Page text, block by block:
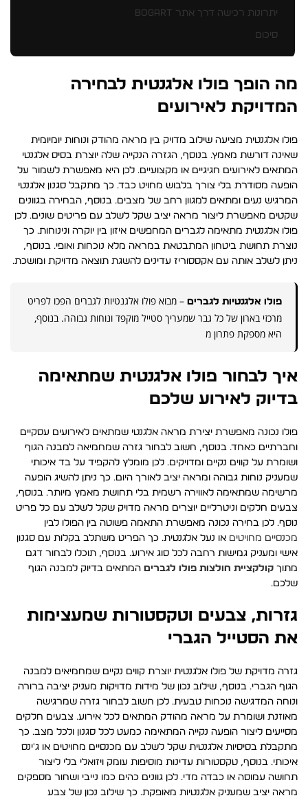
יתרונות רכישה דרך אתר BOGART
סיכום
מה הופך פולו אלגנטית לבחירה
המדויקת לאירועים
פולו אלגנטית מציעה שילוב מדויק בין מראה מהודק ונוחות יומיומית
שאינה דורשת מאמץ. בנוסף, הגזרה הנקייה שלה יוצרת בסיס אלגנטי
המתאים לאירועים חגיגיים או מקצועיים. לכן היא מאפשרת לשמור על
הופעה מסודרת בלי צורך בלבוש מחויט כבד. כך מתקבל סגנון אלגנטי
המרגיש נעים ומתאים למגוון רחב של מצבים. בנוסף, הבחירה בגוונים
שקטים מאפשרת ליצור מראה יציב שקל לשלב עם פריטים שונים. לכן
פולו אלגנטית מתאימה לגברים המחפשים איזון בין יוקרה ונינוחות. כך
נוצרת תחושת ביטחון המתבטאת במראה מלא נוכחות ואופי. בנוסף,
ניתן לשלב אותה עם אקססוריז עדינים להשגת תוצאה מדויקת ומושכת.
פולו אלגנטיות לגברים – מבוא פולו אלגנטיות לגברים הפכו לפריט
מרכזי בארון של כל גבר שמעריך סטייל מוקפד ונוחות גבוהה. בנוסף,
היא מספקת פתרון מ
איך לבחור פולו אלגנטית שמתאימה
בדיוק לאירוע שלכם
פולו נכונה מאפשרת יצירת מראה אלגנטי שמתאים לאירועים עסקיים
וחברתיים כאחד. בנוסף, חשוב לבחור גזרה שמחמיאה למבנה הגוף
ושומרת על קווים נקיים ומדויקים. לכן מומלץ להקפיד על בד איכותי
שמעניק נוחות גבוהה ומראה יציב לאורך היום. כך ניתן להשיג הופעה
מרשימה שמתאימה לאווירה רשמית בלי תחושת מאמץ מיותר. בנוסף,
צבעים חלקים וניטרליים יוצרים מראה מדויק שקל לשלב עם כל פריט
נוסף. לכן בחירה נכונה מאפשרת התאמה פשוטה בין הפולו לבין
מכנסיים מחויטים או נעל אלגנטית. כך הפריט משתלב בקלות עם סגנון
אישי ומעניק גמישות רחבה לכל סוג אירוע. בנוסף, תוכלו לבחור דגם
מתוך קולקציית חולצות פולו לגברים המתאים בדיוק למבנה הגוף
שלכם.
גזרות, צבעים וטקסטורות שמעצימות
את הסטייל הגברי
גזרה מדויקת של פולו אלגנטית יוצרת קווים נקיים שמחמיאים למבנה
הגוף הגברי. בנוסף, שילוב נכון של מידות מדויקות מעניק יציבה ברורה
ונוחה המדגישה נוכחות טבעית. לכן חשוב לבחור גזרה שמרגישה
מאוזנת ושומרת על מראה מהודק המתאים לכל אירוע. צבעים חלקים
מסייעים ליצור הופעה נקייה המתאימה כמעט לכל סגנון ולכל מצב. כך
מתקבלת בסיסיות אלגנטית שקל לשלב עם מכנסיים מחויטים או ג'ינס
איכותי. בנוסף, טקסטורות עדינות מוסיפות עומק ויזואלי בלי ליצור
תחושה עמוסה או כבדה מדי. לכן גוונים כהים כמו נייבי ושחור מספקים
מראה יציב שמעניק אלגנטיות מאופקת. כך שילוב נכון של צבע